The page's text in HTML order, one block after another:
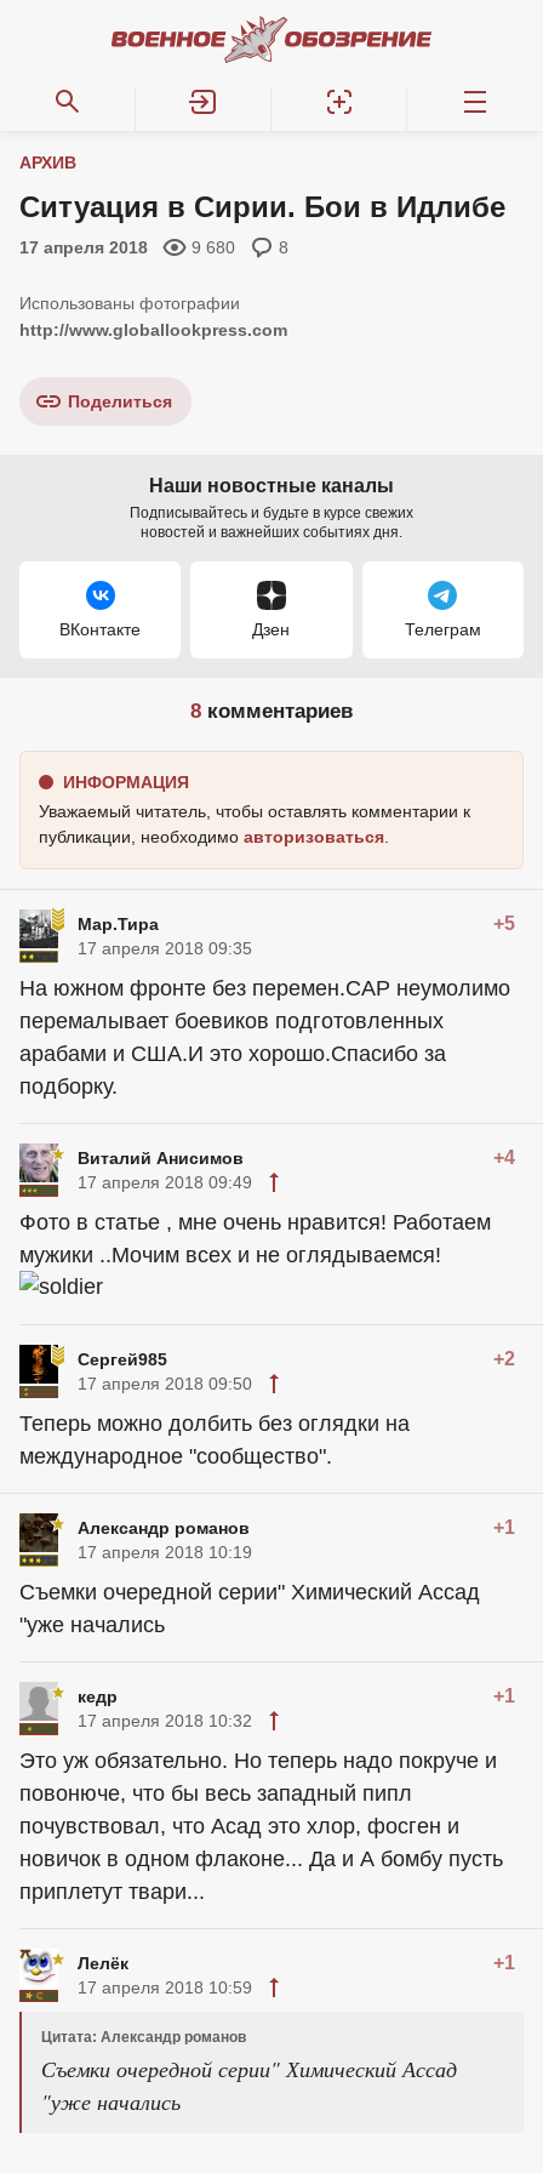
АРХИВ
Ситуация в Сирии. Бои в Идлибе
17 апреля 2018 9 680 8
http://www.globallookpress.com
Поделиться
Наши новостные каналы
Подписывайтесь и будьте в курсе свежих
новостей и важнейших событиях дня.
ВКонтакте Дзен Телеграм
8 комментариев
ИНФОРМАЦИЯ
Уважаемый читатель, чтобы оставлять комментарии к
публикации, необходимо авторизоваться
Мар.Тира +5
17 апреля 2018 09:35
На южном фронте без перемен.САР неумолимо
перемалывает боевиков подготовленных
арабами и США.И это хорошо.Спасибо за
подборку.
Виталий Анисимов +4
17 апреля 2018 09:49
Фото в статье , мне очень нравится! Работаем
мужики ..Мочим всех и не оглядываемся!
Сергей985 +2
17 апреля 2018 09:50
Теперь можно долбить без оглядки на
международное "сообщество".
Александр романов +1
17 апреля 2018 10:19
Съемки очередной серии" Химический Ассад
"уже начались
кедр +1
17 апреля 2018 10:32
Это уж обязательно. Но теперь надо покруче и
повонюче, что бы весь западный пипл
почувствовал, что Асад это хлор, фосген и
новичок в одном флаконе... Да и А бомбу пусть
приплетут твари...
Лелёк +1
17 апреля 2018 10:59
Цитата: Александр романов
Съемки очередной серии" Химический Ассад
"уже начались